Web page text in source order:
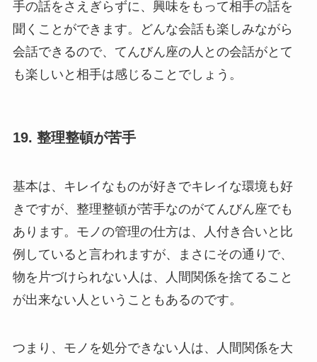
手の話をさえぎらずに、興味をもって相手の話を
聞くことができます。どんな会話も楽しみながら
会話できるので、てんびん座の人との会話がとて
も楽しいと相手は感じることでしょう。
19. 整理整頓が苦手
基本は、キレイなものが好きでキレイな環境も好
きですが、整理整頓が苦手なのがてんびん座でも
あります。モノの管理の仕方は、人付き合いと比
例していると言われますが、まさにその通りで、
物を片づけられない人は、人間関係を捨てること
が出来ない人ということもあるのです。
つまり、モノを処分できない人は、人間関係を大